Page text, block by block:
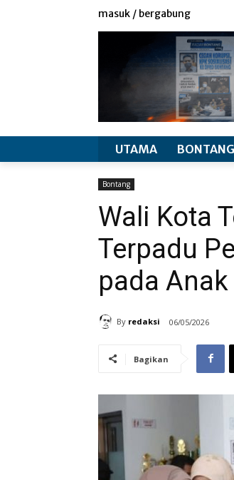
masuk / bergabung
UTAMA BONTANG
Bontang
Wali Kota
Terpadu
pada Anak
By redaksi 06/05/2026
Bagikan